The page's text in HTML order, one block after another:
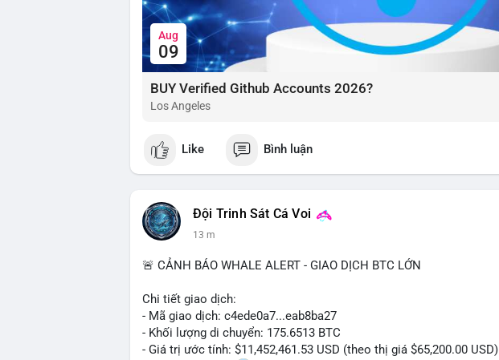
Aug
09
BUY Verified Github Accounts 2026?
Los Angeles
Like Bình luận
Đội Trinh Sát Cá Voi
13 m
🚨 CẢNH BÁO WHALE ALERT - GIAO DỊCH BTC LỚN
Chi tiết giao dịch:
- Mã giao dịch: c4ede0a7...eab8ba27
- Khối lượng di chuyển: 175.6513 BTC
- Giá trị ước tính: $11,452,461.53 USD (theo thị giá $65,200.00 USD)